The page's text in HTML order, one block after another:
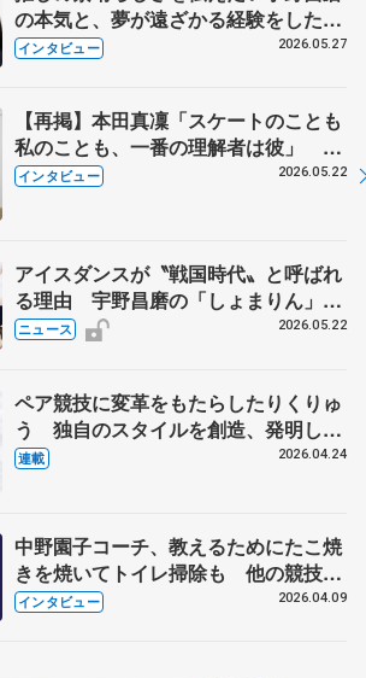
の本気と、夢が遠ざかる経験をした本
田真凜の覚悟
インタビュー 2026.05.27
【再掲】本田真凜「スケートのことも
私のことも、一番の理解者は彼」 引
退時の単独インタビューで語った競技
インタビュー 2026.05.22
アイスダンスが〝戦国時代〟と呼ばれ
る理由 宇野昌磨の「しょまりん」ら
実力者が相次いで参戦 国内の競争激
ニュース 2026.05.22
ペア競技に変革をもたらしたりくりゅ
う 独自のスタイルを創造、発明した
【引退発表後②】
連載 2026.04.24
中野園子コーチ、教えるためにたこ焼
きを焼いてトイレ掃除も 他の競技に
も通用するという坂本花織の筋肉
インタビュー 2026.04.09